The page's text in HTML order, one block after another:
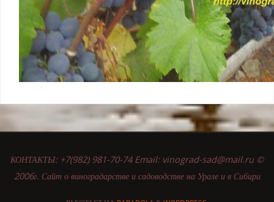
КОНТАКТЫ: +7(982) 981-70-74 Email: vinograd-sad@mail.ru ©
2006г. Сайт о виноградарстве и садоводстве на Урале и в Сибири